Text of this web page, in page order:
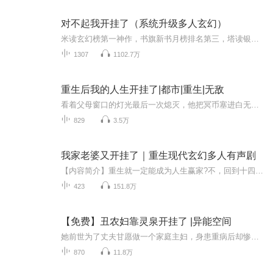
对不起我开挂了（系统升级多人玄幻）
1307 1102.7万
重生后我的人生开挂了|都市|重生|无敌
829 3.5万
我家老婆又开挂了｜重生现代玄幻多人有声剧
423 151.8万
【免费】丑农妇靠灵泉开挂了 |异能空间
870 11.8万